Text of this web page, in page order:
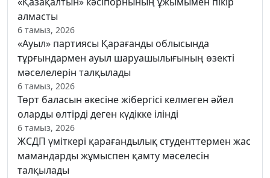
алмасты
6 тамыз, 2026
«Ауыл» партиясы Қарағанды облысында
тұрғындармен ауыл шаруашылығының өзекті
мәселелерін талқылады
6 тамыз, 2026
Төрт баласын әкесіне жібергісі келмеген әйел
оларды өлтірді деген күдікке ілінді
6 тамыз, 2026
ЖСДП үміткері қарағандылық студенттермен жас
мамандарды жұмыспен қамту мәселесін
талқылады